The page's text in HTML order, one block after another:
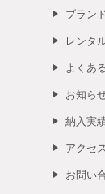
ブラン
レンタ
よくあ
お知ら
納入実
アクセス
お問い